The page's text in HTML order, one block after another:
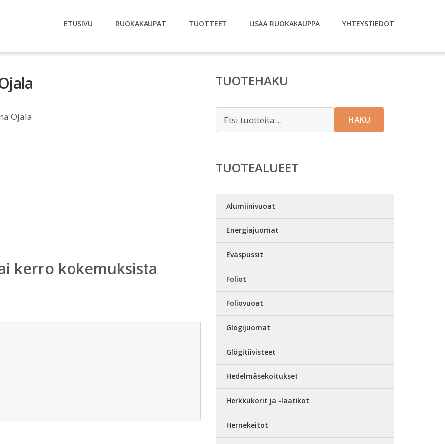
ETUSIVU RUOKAKAUPAT TUOTTEET LISÄÄ RUOKAKAUPPA YHTEYSTIEDOT
Ojala
kerro kokemuksista
TUOTEHAKU
HAKU
TUOTEALUEET
Alumiinivuoat
Energiajuomat
Eväspussit
Foliot
Foliovuoat
Glögijuomat
Glögitiivisteet
Hedelmäsekoitukset
Herkkukorit ja -laatikot
Hernekeitot